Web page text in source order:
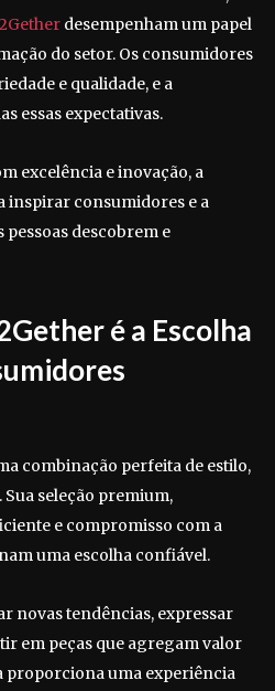
desempenham um papel
do setor. Os consumidores
e qualidade, e a
essas expectativas.
excelência e inovação, a
inspirar consumidores e a
descobrem e
é a Escolha
combinação perfeita de estilo,
seleção premium,
e compromisso com a
uma escolha confiável.
novas tendências, expressar
em peças que agregam valor
proporciona uma experiência